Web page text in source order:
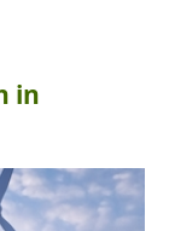
in